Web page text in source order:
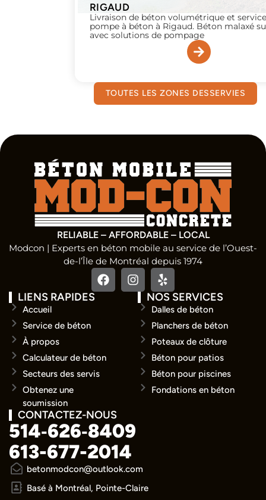
RIGAUD
Livraison de béton volumétrique et
pompe à béton à Rigaud. Béton malaxé
avec solutions de pompage
TOUTES LES ZONES DESSERVIES
RELIABLE – AFFORDABLE – LOCAL
Modcon | Experts en béton mobile au service de l’Ouest-
de-l’Île de Montréal depuis 1974
LIENS RAPIDES
Accueil
Service de béton
À propos
Calculateur de béton
Secteurs des servis
Obtenez une
soumission
NOS SERVICES
Dalles de béton
Planchers de béton
Poteaux de clôture
Béton pour patios
Béton pour piscines
Fondations en béton
CONTACTEZ-NOUS
514‑626‑8409
613-677-2014
betonmodcon@outlook.com
Basé à Montréal, Pointe-Claire